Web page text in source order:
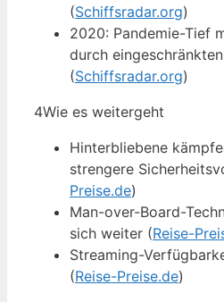
(Schiffsradar.org)
2020: Pandemie-Tief
durch
(Schiffsradar.org)
4Wie es weitergeht
Hinterbliebene
strengere
Preise.de)
Man-over-Board-
sich weiter (Reise-
Streaming-
(Reise-Preise.de)